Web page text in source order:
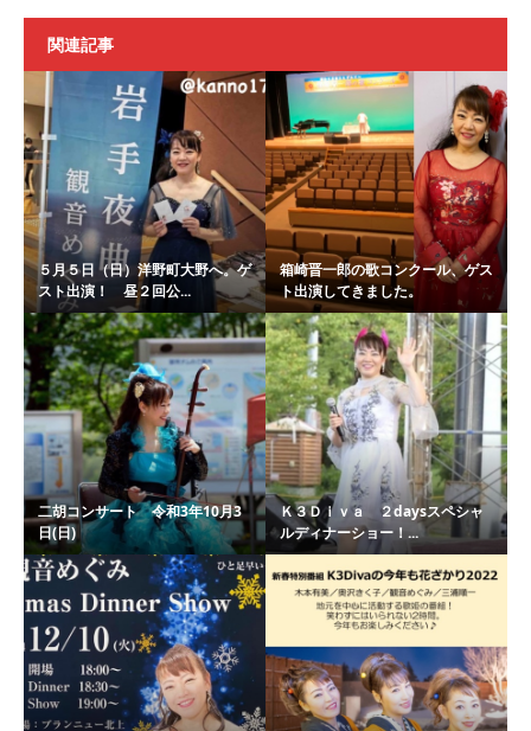
関連記事
５月５日（日）洋野町大野へ。ゲ
スト出演！ 昼２回公...
箱崎晋一郎の歌コンクール、ゲス
ト出演してきました。
二胡コンサート 令和3年10月3
日(日)
Ｋ３Ｄｉｖａ ２daysスペシャ
ルディナーショー！...